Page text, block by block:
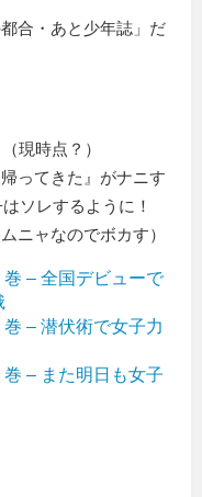
合・あと少年誌」だ
現時点？）
ってきた』がナニす
ソレするように！
ニャなのでボカす）
– 全国デビューで
– 潜伏術で女子力
– また明日も女子